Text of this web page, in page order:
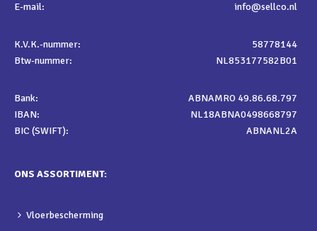
E-mail:
info@sellco.nl
K.V.K.-nummer:
58778144
Btw-nummer:
NL853177582B01
Bank:
ABNAMRO 49.86.68.797
IBAN:
NL18ABNA0498668797
BIC (SWIFT):
ABNANL2A
ONS ASSORTIMENT:
Vloerbescherming